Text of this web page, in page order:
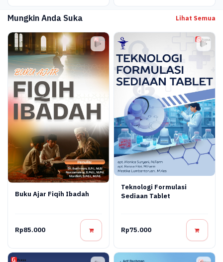
Mungkin Anda Suka Lihat Semua
Buku Ajar Fiqih Ibadah
Rp85.000
Teknologi Formulasi
Sediaan Tablet
Rp75.000